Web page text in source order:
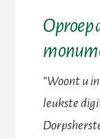
Oproep
“Woont u
leukste